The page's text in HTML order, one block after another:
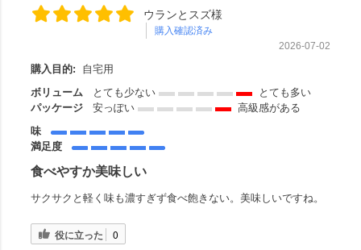
ウランとスズ様
購入確認済み
2026-07-02
購入目的:
自宅用
ボリューム
とても少ない
とても多い
パッケージ
安っぽい
高級感がある
味
満足度
食べやすか美味しい
サクサクと軽く味も濃すぎず食べ飽きない。美味しいですね。
役に立った 0